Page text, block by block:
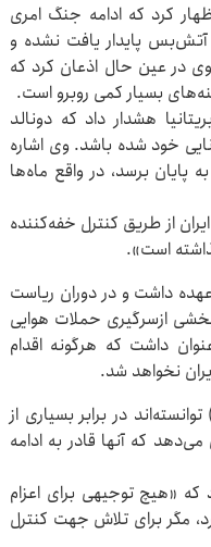
کرد که ادامه جنگ امری
پایدار یافت نشده و
در عین حال اذعان کرد که
بسیار کمی روبرو است.
هشدار داد که دونالد
خود شده باشد. وی اشاره
پایان برسد، در واقع ماه‌ها
از طریق کنترل خفه‌کننده
است».
عهده داشت و در دوران ریاست
ازسرگیری حملات هوایی
داشت که هرگونه اقدام
نخواهد شد.
در برابر بسیاری از
که آنها قادر به ادامه
که «هیچ توجیهی برای اعزام
مگر برای تلاش جهت کنترل